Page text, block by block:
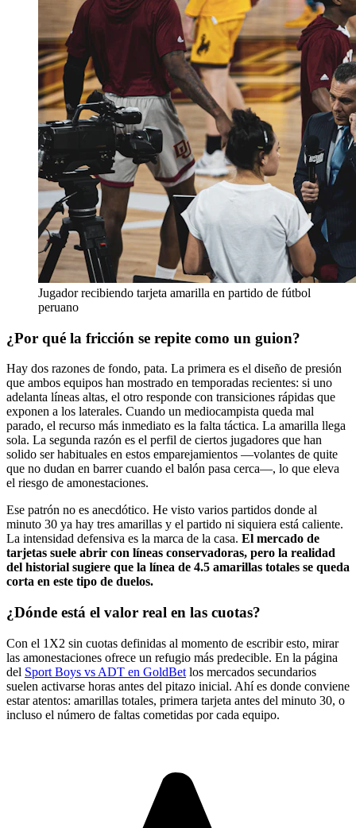
Jugador recibiendo tarjeta amarilla en partido de fútbol
peruano
¿Por qué la fricción se repite como un guion?
Hay dos razones de fondo, pata. La primera es el diseño de presión
que ambos equipos han mostrado en temporadas recientes: si uno
adelanta líneas altas, el otro responde con transiciones rápidas que
exponen a los laterales. Cuando un mediocampista queda mal
parado, el recurso más inmediato es la falta táctica. La amarilla llega
sola. La segunda razón es el perfil de ciertos jugadores que han
solido ser habituales en estos emparejamientos —volantes de quite
que no dudan en barrer cuando el balón pasa cerca—, lo que eleva
el riesgo de amonestaciones.
Ese patrón no es anecdótico. He visto varios partidos donde al
minuto 30 ya hay tres amarillas y el partido ni siquiera está caliente.
La intensidad defensiva es la marca de la casa. El mercado de
tarjetas suele abrir con líneas conservadoras, pero la realidad
del historial sugiere que la línea de 4.5 amarillas totales se queda
corta en este tipo de duelos.
¿Dónde está el valor real en las cuotas?
Con el 1X2 sin cuotas definidas al momento de escribir esto, mirar
las amonestaciones ofrece un refugio más predecible. En la página
del Sport Boys vs ADT en GoldBet los mercados secundarios
suelen activarse horas antes del pitazo inicial. Ahí es donde conviene
estar atentos: amarillas totales, primera tarjeta antes del minuto 30, o
incluso el número de faltas cometidas por cada equipo.